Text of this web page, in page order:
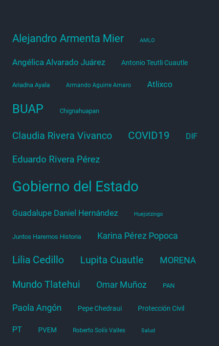
Alejandro Armenta Mier AMLO
Angélica Alvarado Juárez Antonio Teutli Cuautle
Ariadna Ayala Armando Aguirre Amaro Atlixco
BUAP Chignahuapan
Claudia Rivera Vivanco COVID19 DIF
Eduardo Rivera Pérez
Gobierno del Estado
Guadalupe Daniel Hernández Huejotzingo
Juntos Haremos Historia Karina Pérez Popoca
Lilia Cedillo Lupita Cuautle MORENA
Mundo Tlatehui Omar Muñoz PAN
Paola Angón Pepe Chedraui Protección Civil
PT PVEM Roberto Solís Valles Salud